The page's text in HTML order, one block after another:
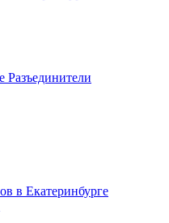
Разъединители